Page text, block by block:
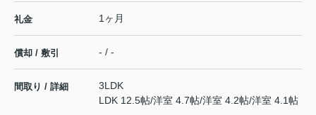
礼金 1ヶ月
償却 / 敷引 - / -
間取り / 詳細
3LDK
LDK 12.5帖/洋室 4.7帖/洋室 4.2帖/洋室 4.1帖